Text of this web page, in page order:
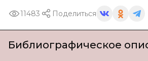
11483 Поделиться
Библиографическое